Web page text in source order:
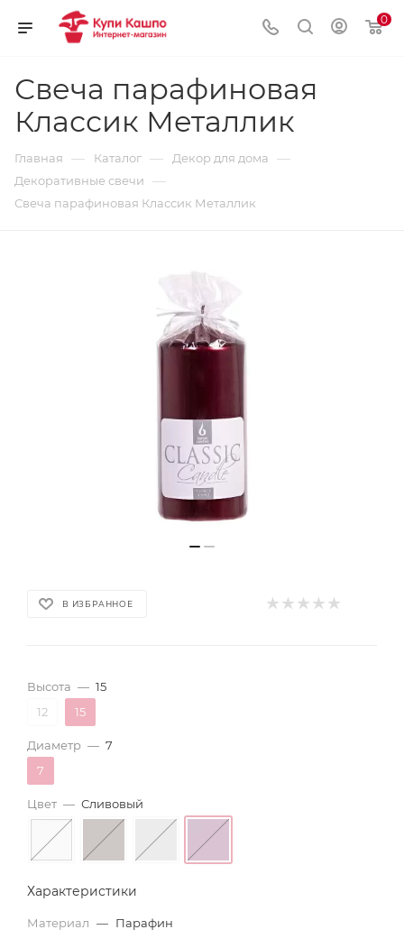
0
Свеча парафиновая
Классик Металлик
Главная — Каталог — Декор для дома —
Декоративные свечи —
Свеча парафиновая Классик Металлик
В ИЗБРАННОЕ
Высота — 15
12
15
Диаметр — 7
7
Цвет — Сливовый
Характеристики
Материал — Парафин